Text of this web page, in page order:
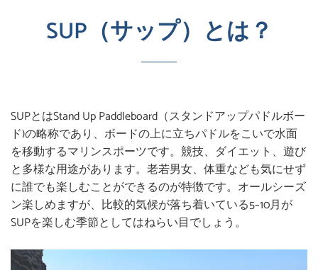
SUP（サップ）とは？
SUPとはStand Up Paddleboard（スタンドアップパドルボー
ド)の略称であり、ボードの上に立ちパドルをこいで水面
を移動するマリンスポーツです。競技、ダイエット、遊び
と多様な用途があります。老若男女、体重なども気にせず
に誰でも楽しむことができるのが特徴です。オールシーズ
ン楽しめますが、比較的気候が落ち着いている5~10月が
SUPを楽しむ季節としてはねらい目でしょう。